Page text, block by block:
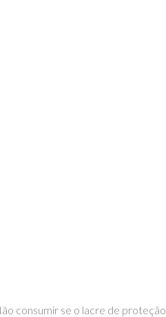
consumir se o lacre de proteção